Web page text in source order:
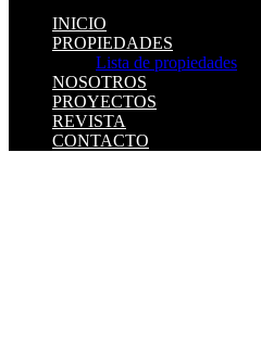
INICIO
PROPIEDADES
Lista de propiedades
NOSOTROS
PROYECTOS
REVISTA
CONTACTO